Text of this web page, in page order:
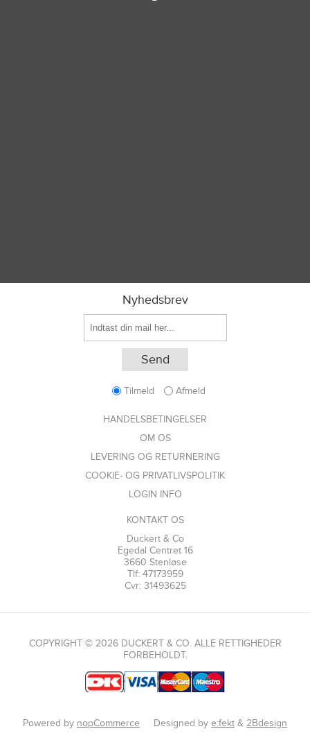
Nyhedsbrev
Tilmeld Afmeld
HANDELSBETINGELSER
OM OS
LEVERING OG RETURNERING
COOKIE- OG PRIVATLIVSPOLITIK
LOGIN INFO
KONTAKT OS
Duckert & Co
Egedal Centret 16
3660 Stenløse
Tlf: 47173959
Cvr: 31493625
COPYRIGHT © 2026 DUCKERT & CO. ALLE RETTIGHEDER
FORBEHOLDT.
Powered by nopCommerce Designed by e:fekt & 2Bdesign